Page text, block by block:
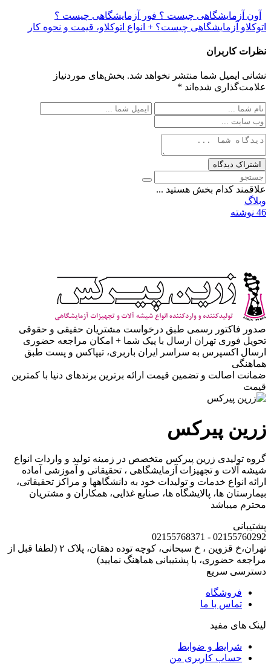
آون آزمایشگاهی چیست ؟ فور آزمایشگاهی چیست ؟
اتوکلاو آزمایشگاهی چیست؟ + انواع اتوکلاو، قیمت و نحوه کار
نظرات کاربران
نشانی ایمیل شما منتشر نخواهد شد. بخش‌های موردنیاز
علامت‌گذاری شده‌اند *
علاقمند کدام بخش هستید ...
وبلاگ
46 نوشته
صدور فاکتور رسمی طبق درخواست مشتریان حقیقی و حقوقی
تحویل فوری تهران ارسال با پیک شما + امکان مراجعه حضوری
ارسال اکسپرس به سراسر ایران باربری، تیپاکس و پست طبق
هماهنگی
ضمانت اصالت و تضمین قیمت ارائه برترین برندهای دنیا با کمترین
قیمت
زرین پیرکس
گروه تولیدی زرین پیرکس متخصص در زمینه تولید و واردات انواع
شیشه آلات و تجهیزات آزمایشگاهی ، تحقیقاتی و آموزشی آماده
ارائه انواع خدمات و تولیدات خود به دانشگاهها و مراکز تحقیقاتی،
بیمارستان ها، پالایشگاه ها، صنایع غذایی، همکاران و مشتریان
محترم میباشد
پشتیبانی
02155760292 - 02155768371
تهران،خ قزوین ، خ سبحانی، کوچه توده دهقان، پلاک ۲ (لطفا قبل از
مراجعه حضوری، با پشتیبانی هماهنگ نمایید)
دسترسی سریع
فروشگاه
تماس با ما
لینک های مفید
شرایط و ضوابط
حساب کاربری من